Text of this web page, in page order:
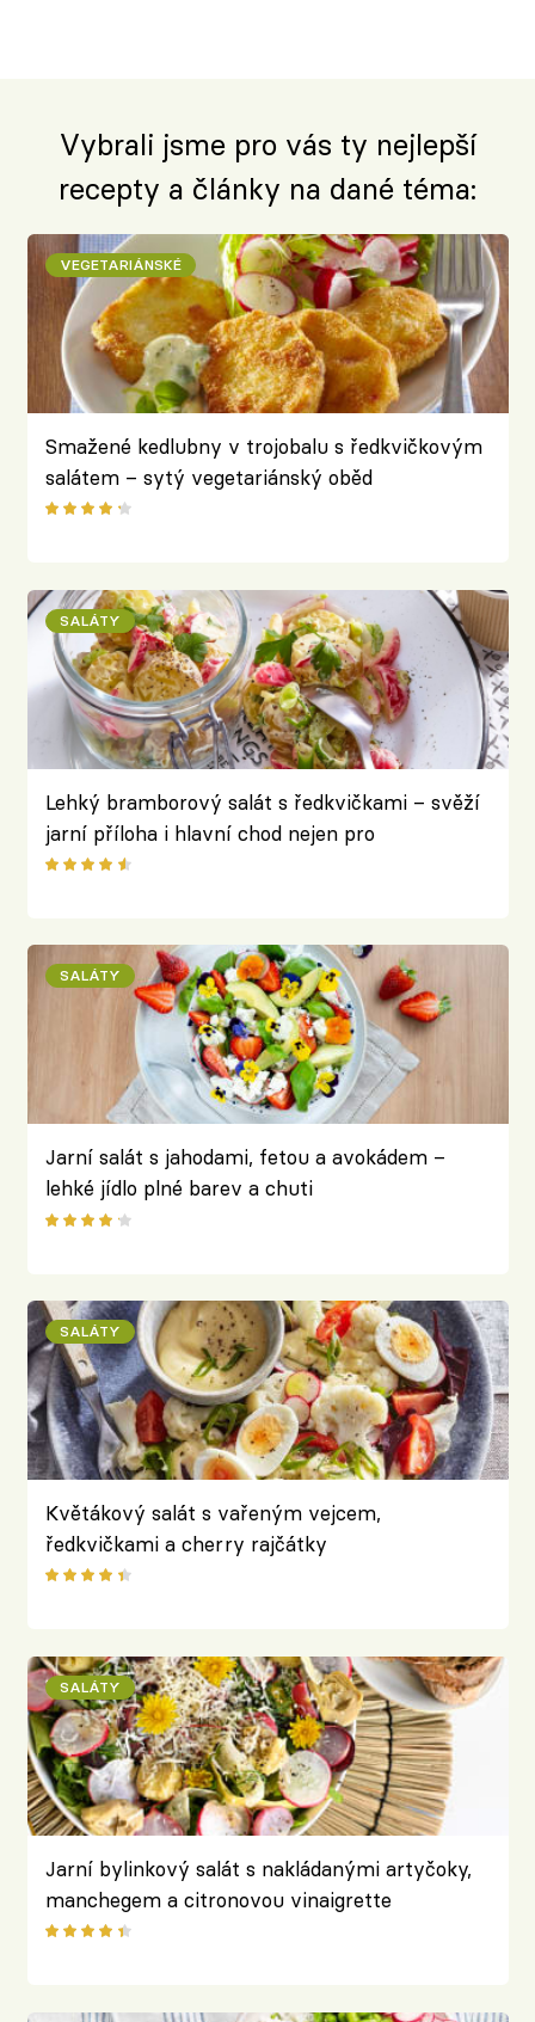
Vybrali jsme pro vás ty nejlepší
recepty a články na dané téma:
VEGETARIÁNSKÉ
Smažené kedlubny v trojobalu s ředkvičkovým
salátem – sytý vegetariánský oběd
SALÁTY
Lehký bramborový salát s ředkvičkami – svěží
jarní příloha i hlavní chod nejen pro
vegetariány
SALÁTY
Jarní salát s jahodami, fetou a avokádem –
lehké jídlo plné barev a chuti
SALÁTY
Květákový salát s vařeným vejcem,
ředkvičkami a cherry rajčátky
SALÁTY
Jarní bylinkový salát s nakládanými artyčoky,
manchegem a citronovou vinaigrette